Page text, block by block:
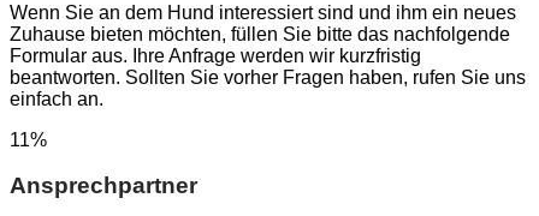
Wenn Sie an dem Hund interessiert sind und ihm ein neues
Zuhause bieten möchten, füllen Sie bitte das nachfolgende
Formular aus. Ihre Anfrage werden wir kurzfristig
beantworten. Sollten Sie vorher Fragen haben, rufen Sie uns
einfach an.
11%
Ansprechpartner